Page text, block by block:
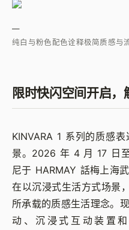
—
纯白与粉色配色诠释极简质感与
限时快闪空间开启
KINVARA 1 系列的质感
景。2026 年 4 月 17 日
尼于 HARMAY 話梅上海
在以沉浸式生活方式场景
所承载的质感生活理念。
动、沉浸式互动装置